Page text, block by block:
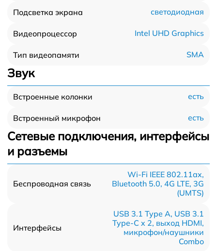
Подсветка экрана светодиодная
Видеопроцессор Intel UHD Graphics
Тип видеопамяти SMA
Звук
Встроенные колонки есть
Встроенный микрофон есть
Сетевые подключения, интерфейсы
и разъемы
Беспроводная связь
Wi-Fi IEEE 802.11ax,
Bluetooth 5.0, 4G LTE, 3G
(UMTS)
Интерфейсы
USB 3.1 Type A, USB 3.1
Type-С x 2, выход HDMI,
микрофон/наушники
Combo